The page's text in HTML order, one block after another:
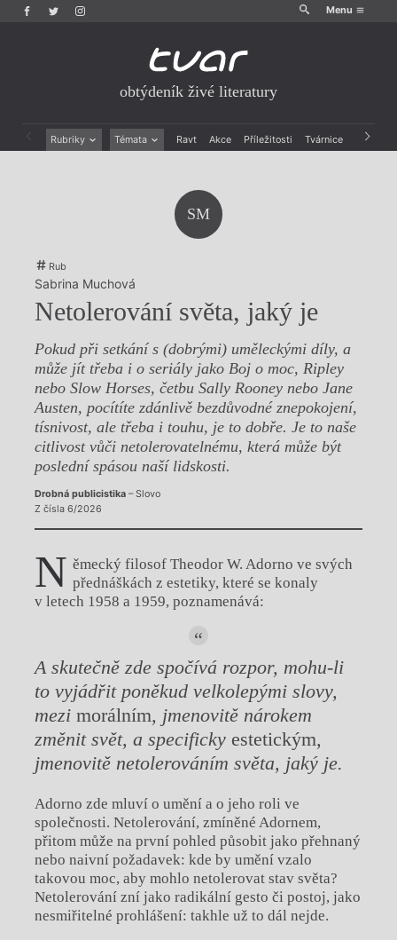
Menu
obtýdeník živé literatury
Rubriky Témata Ravt Akce Příležitosti Tvárnice Archiv
Výroční ceny
SM
Rub
Sabrina Muchová
Netolerování světa, jaký je
Pokud při setkání s (dobrými) uměleckými díly, a
může jít třeba i o seriály jako Boj o moc, Ripley
nebo Slow Horses, četbu Sally Rooney nebo Jane
Austen, pocítíte zdánlivě bezdůvodné znepokojení,
tísnivost, ale třeba i touhu, je to dobře. Je to naše
citlivost vůči netolerovatelnému, která může být
poslední spásou naší lidskosti.
Drobná publicistika– Slovo
Z čísla 6/2026
N ěmecký filosof Theodor W. Adorno ve svých
přednáškách z estetiky, které se konaly
v letech 1958 a 1959, poznamenává:
A skutečně zde spočívá rozpor, mohu-li
to vyjádřit poněkud velkolepými slovy,
mezi morálním, jmenovitě nárokem
změnit svět, a specifickyestetickým,
jmenovitě netolerováním světa, jaký je.
Adorno zde mluví o umění a o jeho roli ve
společnosti. Netolerování, zmíněné Adornem,
přitom může na první pohled působit jako přehnaný
nebo naivní požadavek: kde by umění vzalo
takovou moc, aby mohlo netolerovat stav světa?
Netolerování zní jako radikální gesto či postoj, jako
nesmiřitelné prohlášení: takhle už to dál nejde.